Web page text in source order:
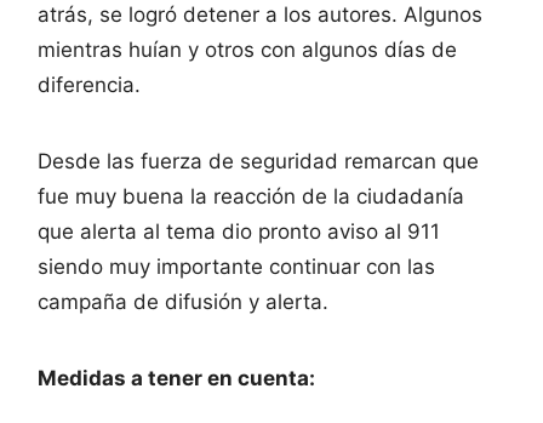
atrás, se logró detener a los autores. Algunos
mientras huían y otros con algunos días de
diferencia.
Desde las fuerza de seguridad remarcan que
fue muy buena la reacción de la ciudadanía
que alerta al tema dio pronto aviso al 911
siendo muy importante continuar con las
campaña de difusión y alerta.
Medidas a tener en cuenta: